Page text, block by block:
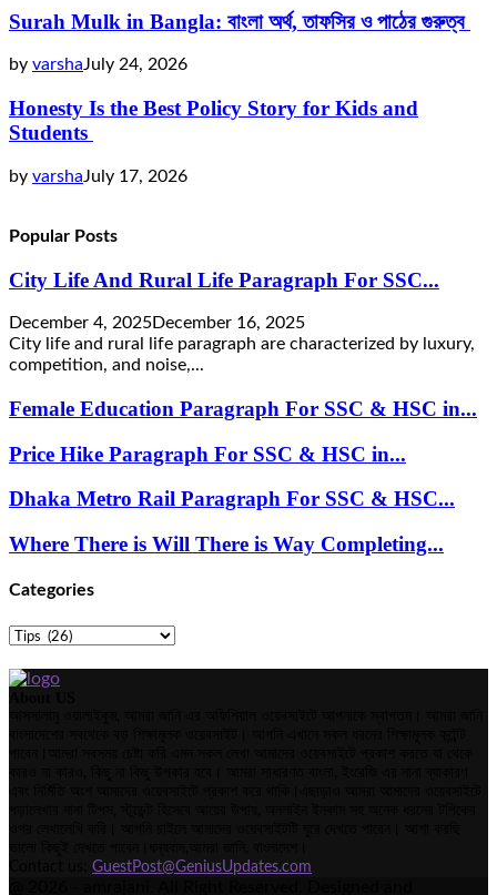
Surah Mulk in Bangla: বাংলা অর্থ, তাফসির ও পাঠের গুরুত্ব
by varshaJuly 24, 2026
Honesty Is the Best Policy Story for Kids and
Students
by varshaJuly 17, 2026
Popular Posts
City Life And Rural Life Paragraph For SSC...
December 4, 2025December 16, 2025
City life and rural life paragraph are characterized by luxury,
competition, and noise,...
Female Education Paragraph For SSC & HSC in...
Price Hike Paragraph For SSC & HSC in...
Dhaka Metro Rail Paragraph For SSC & HSC...
Where There is Will There is Way Completing...
Categories
Categories
GuestPost@GeniusUpdates.com